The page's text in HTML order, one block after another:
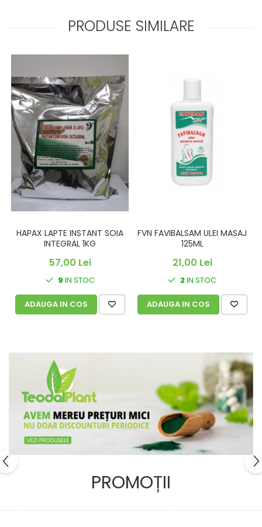
PRODUSE SIMILARE
HAPAX LAPTE INSTANT SOIA
INTEGRAL 1KG
57,00 Lei
9 IN STOC
ADAUGA IN COS
FVN FAVIBALSAM ULEI MASAJ
125ML
21,00 Lei
2IN STOC
ADAUGA IN COS
PROMOȚII